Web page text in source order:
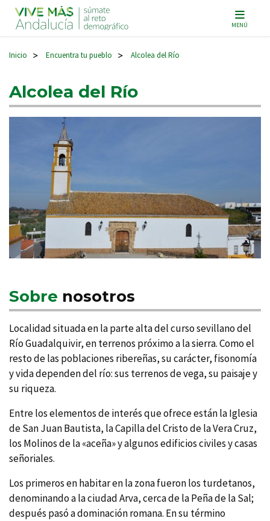
Navegación principal MENÚ
Inicio > Encuentra tu pueblo > Alcolea del Río
Alcolea del Río
Sobre nosotros
Localidad situada en la parte alta del curso sevillano del
Rí­o Guadalquivir, en terrenos próximo a la sierra. Como el
resto de las poblaciones ribereñas, su carácter, fisonomí­a
y vida dependen del rí­o: sus terrenos de vega, su paisaje y
su riqueza.
Entre los elementos de interés que ofrece están la Iglesia
de San Juan Bautista, la Capilla del Cristo de la Vera Cruz,
los Molinos de la «aceña» y algunos edificios civiles y casas
señoriales.
Los primeros en habitar en la zona fueron los turdetanos,
denominando a la ciudad Arva, cerca de la Peña de la Sal;
después pasó a dominación romana. En su término